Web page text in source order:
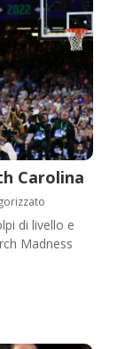
Carolina
di livello e
Madness